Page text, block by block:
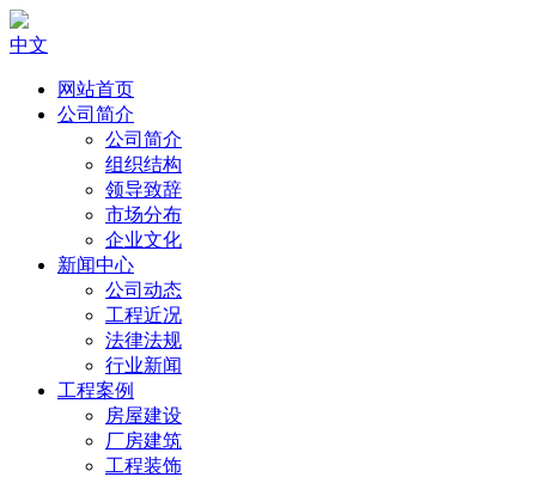
中文
网站首页
公司简介
公司简介
组织结构
领导致辞
市场分布
企业文化
新闻中心
公司动态
工程近况
法律法规
行业新闻
工程案例
房屋建设
厂房建筑
工程装饰